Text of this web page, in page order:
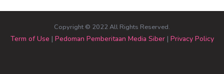
Copyright © 2022 All Rights Reserved.
Term of Use | Pedoman Pemberitaan Media Siber| Privacy Policy